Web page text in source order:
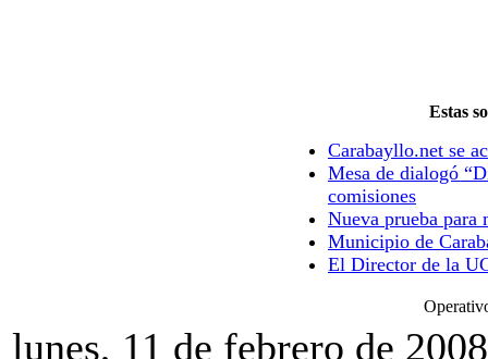
Estas
Carabayllo.net se
Mesa de dialogó
comisiones
Nueva prueba para
Municipio de
El Director de la
lunes, 11 de febrero de 2008